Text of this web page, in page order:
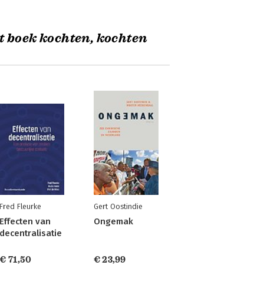
boek kochten, kochten
Fred Fleurke
Effecten van
decentralisatie
€ 71,50
Gert Oostindie
Ongemak
€ 23,99